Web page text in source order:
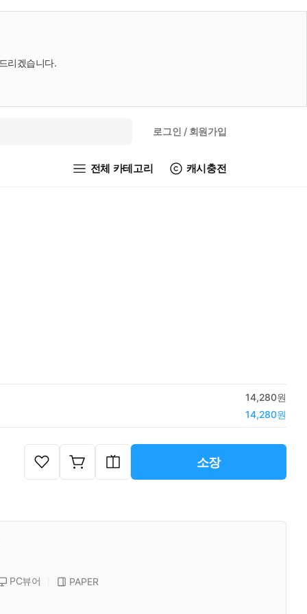
리겠습니다.
로그인 / 회원가입
전체 카테고리 캐시충전
14,280원
14,280원
소장
PC뷰어
PAPER